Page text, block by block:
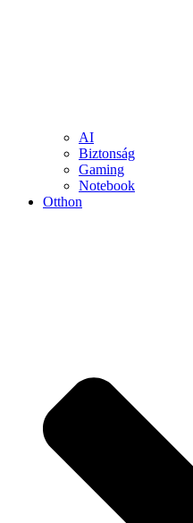
AI
Biztonság
Gaming
Notebook
Otthon